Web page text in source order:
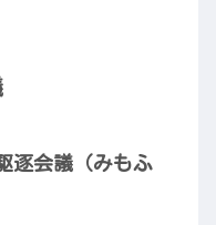
逐会議（みもふ